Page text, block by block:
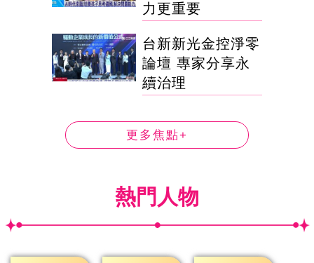
力更重要
台新新光金控淨零
論壇 專家分享永
續治理
更多焦點+
熱門人物